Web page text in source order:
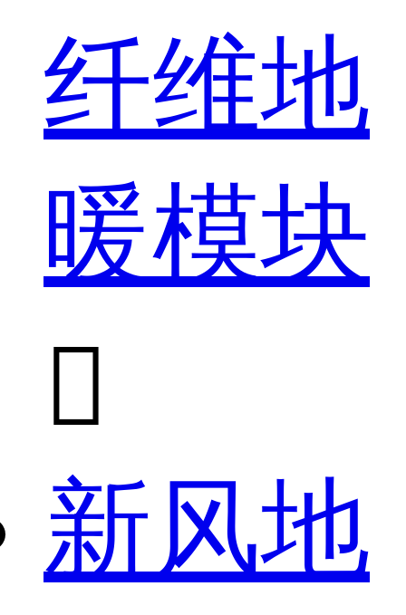
纤维地
暖模块

新风地